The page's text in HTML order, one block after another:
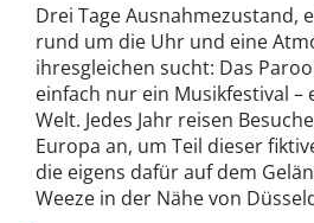
Drei Tage Ausnahmezustand,
rund um die Uhr und eine
ihresgleichen sucht: Das
einfach nur ein Musikfestival –
Welt. Jedes Jahr reisen
Europa an, um Teil dieser
die eigens dafür auf dem
Weeze in der Nähe von